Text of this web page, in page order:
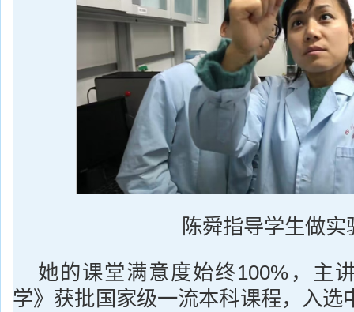
陈舜指导学生做实
她的课堂满意度始终100%，主
学》获批国家级一流本科课程，入选